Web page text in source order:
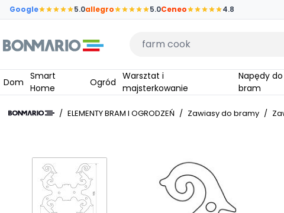
Przejdź do głównej zawartości strony
Google 5.0allegro 5.0Ceneo 4.8
Wpisz czego szukasz
Dom
Smart
Home
Ogród
Warsztat i
majsterkowanie
Napędy do
bram
/ ELEMENTY BRAM I OGRODZEŃ / Zawiasy do bramy /